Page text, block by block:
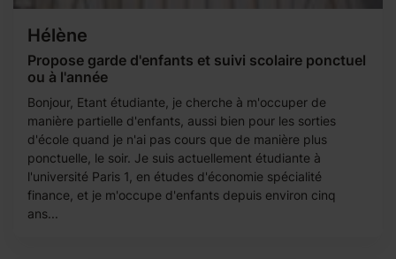
Hélène
Propose garde d'enfants et suivi scolaire ponctuel
ou à l'année
Bonjour, Etant étudiante, je cherche à m'occuper de
manière partielle d'enfants, aussi bien pour les sorties
d'école quand je n'ai pas cours que de manière plus
ponctuelle, le soir. Je suis actuellement étudiante à
l'université Paris 1, en études d'économie spécialité
finance, et je m'occupe d'enfants depuis environ cinq
ans...